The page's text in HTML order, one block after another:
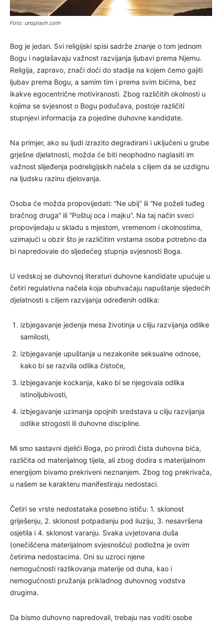
Foto: unsplash.com
Bog je jedan. Svi religijski spisi sadrže znanje o tom jednom
Bogu i naglašavaju važnost razvijanja ljubavi prema Njemu.
Religija, zapravo, znači doći do stadija na kojem ćemo gajiti
ljubav prema Bogu, a samim tim i prema svim bićima, bez
ikakve egocentrične motiviranosti. Zbog različitih okolnosti u
kojima se svjesnost o Bogu podučava, postoje različiti
stupnjevi informacija za pojedine duhovne kandidate.
Na primjer, ako su ljudi izrazito degradirani i uključeni u grube
grješne djelatnosti, možda će biti neophodno naglasiti im
važnost slijeđenja podreligijskih načela s ciljem da se uzdignu
na ljudsku razinu djelovanja.
Osoba će možda propovijedati: “Ne ubij” ili “Ne poželi tuđeg
bračnog druga” ili “Poštuj oca i majku”. Na taj način sveci
propovijedaju u skladu s mjestom, vremenom i okolnostima,
uzimajući u obzir što je različitim vrstama osoba potrebno da
bi napredovale do sljedećeg stupnja svjesnosti Boga.
U vedskoj se duhovnoj literaturi duhovne kandidate upućuje u
četiri regulativna načela koja obuhvaćaju napuštanje sljedećih
djelatnosti s ciljem razvijanja određenih odlika:
izbjegavanje jedenja mesa životinja u cilju razvijanja odlike
samilosti,
izbjegavanje upuštanja u nezakonite seksualne odnose,
kako bi se razvila odlika čistoće,
izbjegavanje kockanja, kako bi se njegovala odlika
istinoljubivosti,
izbjegavanje uzimanja opojnih sredstava u cilju razvijanja
odlike strogosti ili duhovne discipline.
Mi smo sastavni djelići Boga, po prirodi čista duhovna bića,
različita od materijalnog tijela, ali zbog dodira s materijalnom
energijom bivamo prekriveni neznanjem. Zbog tog prekrivača,
u našem se karakteru manifestiraju nedostaci.
Četiri se vrste nedostataka posebno ističu: 1. sklonost
griješenju, 2. sklonost potpadanju pod iluziju, 3. nesavršena
osjetila i 4. sklonost varanju. Svaka uvjetovana duša
(onečišćena materijalnom svjesnošću) podložna je ovim
četirima nedostacima. Oni su uzroci njene
nemogućnosti razlikovanja materije od duha, kao i
nemogućnosti pružanja prikladnog duhovnog vodstva
drugima.
Da bismo duhovno napredovali, trebaju nas voditi osobe